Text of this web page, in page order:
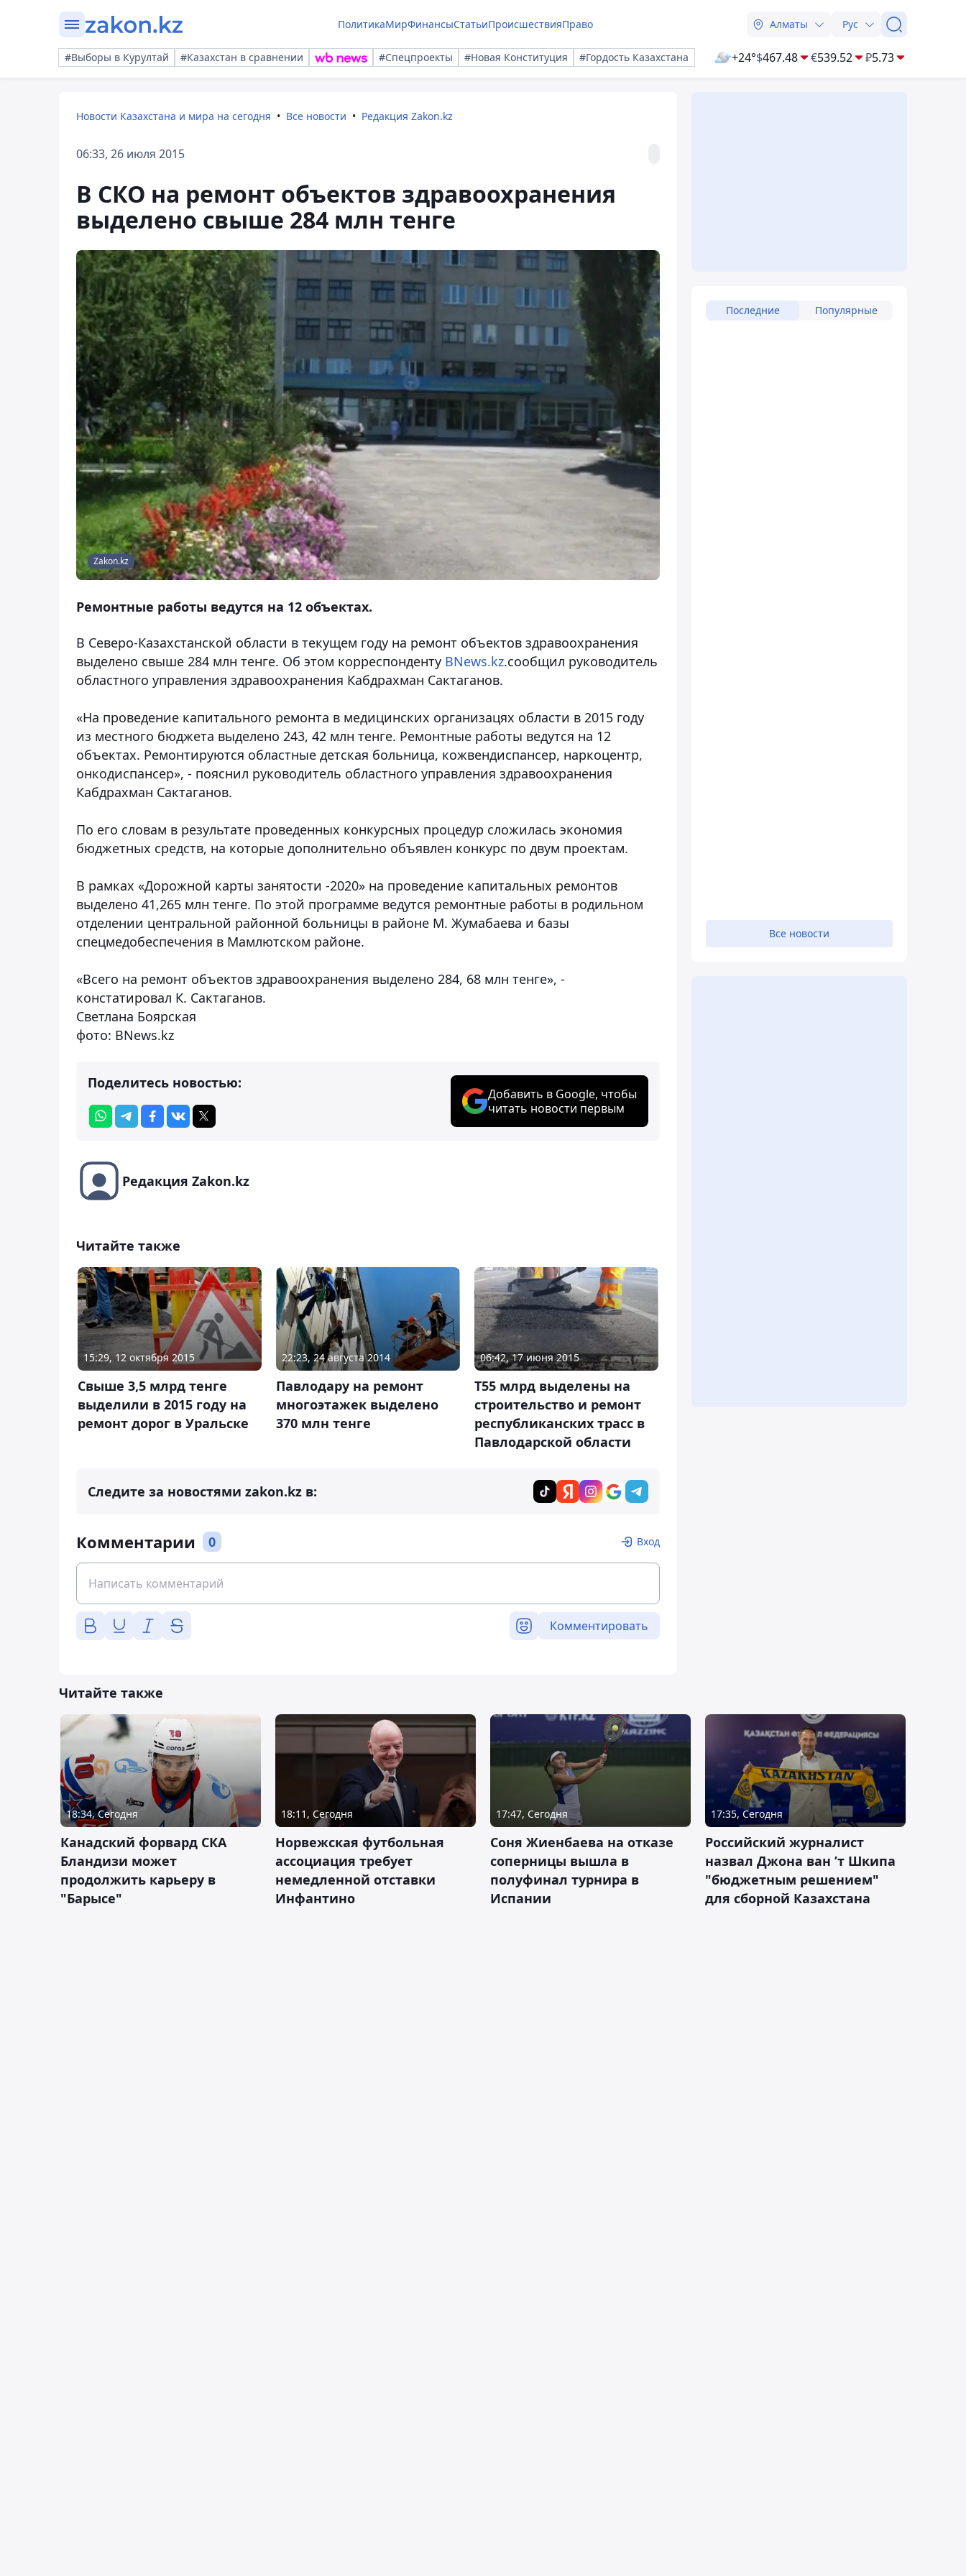
ПолитикаМирФинансыСтатьиПроисшествияПраво Алматы Рус
#Выборы в Курултай #Казахстан в сравнении #Спецпроекты #Новая Конституция #Гордость Казахстана +24°$467.48 €539.52 ₽5.73
Новости Казахстана и мира на сегодня Все новости Редакция Zakon.kz
06:33, 26 июля 2015
В СКО на ремонт объектов здравоохранения
выделено свыше 284 млн тенге
Zakon.kz
Ремонтные работы ведутся на 12 объектах.
В Северо-Казахстанской области в текущем году на ремонт объектов здравоохранения
выделено свыше 284 млн тенге. Об этом корреспонденту BNews.kz.сообщил руководитель
областного управления здравоохранения Кабдрахман Сактаганов.
«На проведение капитального ремонта в медицинских организацях области в 2015 году
из местного бюджета выделено 243, 42 млн тенге. Ремонтные работы ведутся на 12
объектах. Ремонтируются областные детская больница, кожвендиспансер, наркоцентр,
онкодиспансер», - пояснил руководитель областного управления здравоохранения
Кабдрахман Сактаганов.
По его словам в результате проведенных конкурсных процедур сложилась экономия
бюджетных средств, на которые дополнительно объявлен конкурс по двум проектам.
В рамках «Дорожной карты занятости -2020» на проведение капитальных ремонтов
выделено 41,265 млн тенге. По этой программе ведутся ремонтные работы в родильном
отделении центральной районной больницы в районе М. Жумабаева и базы
спецмедобеспечения в Мамлютском районе.
«Всего на ремонт объектов здравоохранения выделено 284, 68 млн тенге», -
констатировал К. Сактаганов.
Светлана Боярская
фото: BNews.kz
Поделитесь новостью:
Добавить в Google, чтобы
читать новости первым
Редакция Zakon.kz
Читайте также
15:29, 12 октября 2015
Свыше 3,5 млрд тенге
выделили в 2015 году на
ремонт дорог в Уральске
22:23, 24 августа 2014
Павлодару на ремонт
многоэтажек выделено
370 млн тенге
06:42, 17 июня 2015
Т55 млрд выделены на
строительство и ремонт
республиканских трасс в
Павлодарской области
Следите за новостями zakon.kz в:
Комментарии 0 Вход
Комментировать
Последние Популярные
Все новости
Читайте также
18:34, Сегодня
Канадский форвард СКА
Бландизи может
продолжить карьеру в
"Барысе"
18:11, Сегодня
Норвежская футбольная
ассоциация требует
немедленной отставки
Инфантино
17:47, Сегодня
Соня Жиенбаева на отказе
соперницы вышла в
полуфинал турнира в
Испании
17:35, Сегодня
Российский журналист
назвал Джона ван ’т Шкипа
"бюджетным решением"
для сборной Казахстана